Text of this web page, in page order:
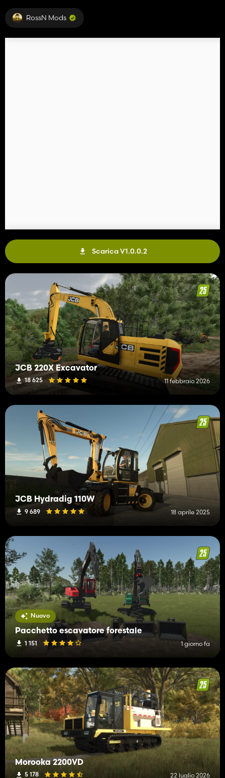
RossN Mods
Scarica V1.0.0.2
JCB 220X Excavator
18 625 11 febbraio 2026
JCB Hydradig 110W
9 689 18 aprile 2025
Nuovo
Pacchetto escavatore forestale
1 151 1 giorno fa
Morooka 2200VD
5 178 22 luglio 2026